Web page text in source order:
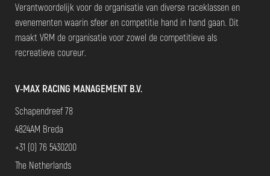
Verantwoordelijk voor de organisatie van diverse raceklassen en
evenementen waarin sfeer en competitie hand in hand gaan. Dit
maakt VRM de organisatie voor zowel de competitieve als
recreatieve coureur.
V-MAX RACING MANAGEMENT B.V.
Schapendreef 78
4824AM Breda
+31 (0) 76 5430200
The Netherlands